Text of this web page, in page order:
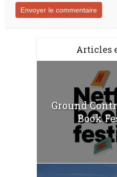
Articles
Ground
Book